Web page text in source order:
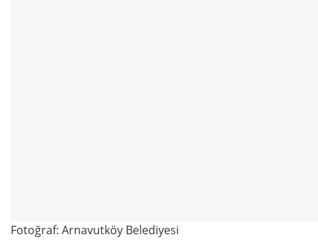
Fotoğraf: Arnavutköy Belediyesi